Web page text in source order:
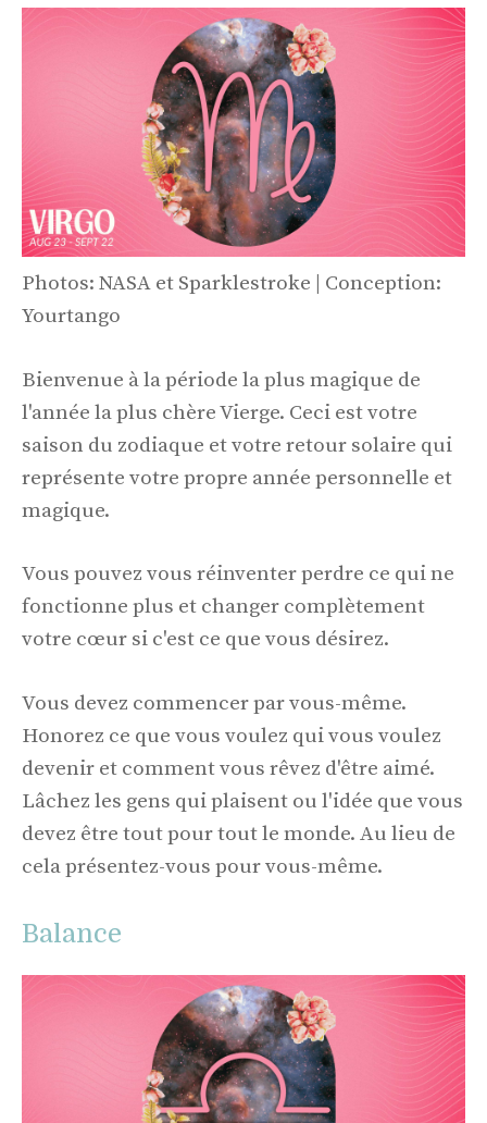
Photos: NASA et Sparklestroke | Conception:
Yourtango
Bienvenue à la période la plus magique de
l'année la plus chère Vierge. Ceci est votre
saison du zodiaque et votre retour solaire qui
représente votre propre année personnelle et
magique.
Vous pouvez vous réinventer perdre ce qui ne
fonctionne plus et changer complètement
votre cœur si c'est ce que vous désirez.
Vous devez commencer par vous-même.
Honorez ce que vous voulez qui vous voulez
devenir et comment vous rêvez d'être aimé.
Lâchez les gens qui plaisent ou l'idée que vous
devez être tout pour tout le monde. Au lieu de
cela présentez-vous pour vous-même.
Balance